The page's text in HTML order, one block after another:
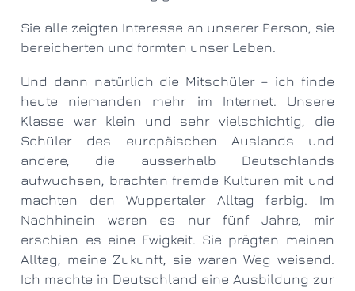
Sie alle zeigten Interesse an unserer Person, sie
bereicherten und formten unser Leben.
Und dann natürlich die Mitschüler – ich finde
heute niemanden mehr im Internet. Unsere
Klasse war klein und sehr vielschichtig, die
Schüler des europäischen Auslands und
andere, die ausserhalb Deutschlands
aufwuchsen, brachten fremde Kulturen mit und
machten den Wuppertaler Alltag farbig. Im
Nachhinein waren es nur fünf Jahre, mir
erschien es eine Ewigkeit. Sie prägten meinen
Alltag, meine Zukunft, sie waren Weg weisend.
Ich machte in Deutschland eine Ausbildung zur